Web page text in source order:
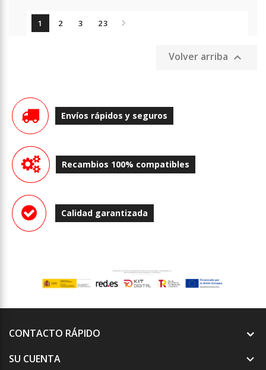
1 2 3 23 
Volver arriba 
Envíos rápidos y seguros
Recambios 100% compatibles
Calidad garantizada
CONTACTO RÁPIDO
SU CUENTA
